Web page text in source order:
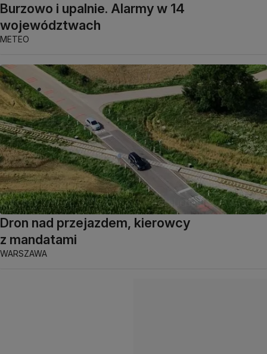
Burzowo i upalnie. Alarmy w 14
województwach
METEO
Dron nad przejazdem, kierowcy
z mandatami
WARSZAWA